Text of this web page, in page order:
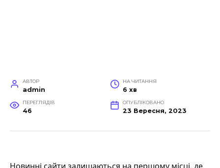
АВТОР
admin
НА ЧИТАННЯ
6 хв
ПЕРЕГЛЯДІВ
46
ОПУБЛІКОВАНО
23 Вересня, 2023